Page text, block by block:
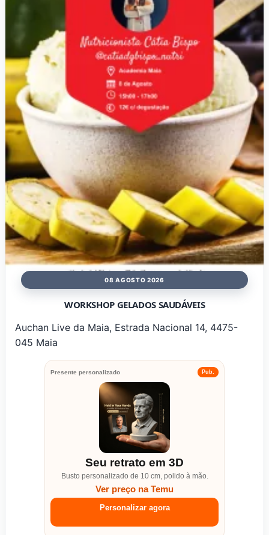
08 AGOSTO 2026
WORKSHOP GELADOS SAUDÁVEIS
Auchan Live da Maia, Estrada Nacional 14, 4475-
045 Maia
Presente personalizado Pub.
Seu retrato em 3D
Busto personalizado de 10 cm, polido à mão.
Ver preço na Temu
Personalizar agora